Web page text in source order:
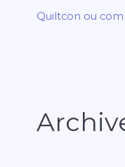
Quiltcon ou